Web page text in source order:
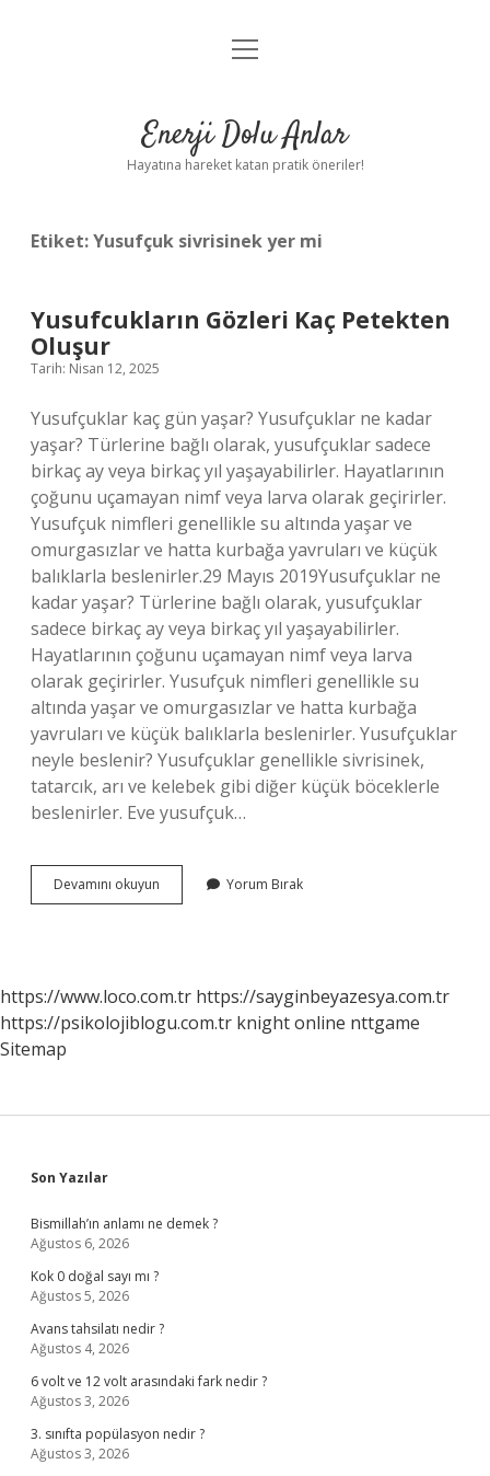
Anasayfa
Yasal Uyarı
menüyü
Enerji Dolu Anlar
Hayatına hareket katan pratik öneriler!
Etiket:Yusufçuk sivrisinek yer mi
Yusufcukların Gözleri Kaç Petekten
Oluşur
Tarih: Nisan 12, 2025
Yusufçuklar kaç gün yaşar? Yusufçuklar ne kadar
yaşar? Türlerine bağlı olarak, yusufçuklar sadece
birkaç ay veya birkaç yıl yaşayabilirler. Hayatlarının
çoğunu uçamayan nimf veya larva olarak geçirirler.
Yusufçuk nimfleri genellikle su altında yaşar ve
omurgasızlar ve hatta kurbağa yavruları ve küçük
balıklarla beslenirler.29 Mayıs 2019Yusufçuklar ne
kadar yaşar? Türlerine bağlı olarak, yusufçuklar
sadece birkaç ay veya birkaç yıl yaşayabilirler.
Hayatlarının çoğunu uçamayan nimf veya larva
olarak geçirirler. Yusufçuk nimfleri genellikle su
altında yaşar ve omurgasızlar ve hatta kurbağa
yavruları ve küçük balıklarla beslenirler. Yusufçuklar
neyle beslenir? Yusufçuklar genellikle sivrisinek,
tatarcık, arı ve kelebek gibi diğer küçük böceklerle
beslenirler. Eve yusufçuk…
Devamını okuyun Yusufcukların
Gözleri
Yorum Bırak
https://www.loco.com.tr https://sayginbeyazesya.com.tr
https://psikolojiblogu.com.tr knight online nttgame
Sitemap
Sidebar
Son Yazılar
Bismillah’ın anlamı ne demek ?
Ağustos 6, 2026
Kok 0 doğal sayı mı ?
Ağustos 5, 2026
Avans tahsilatı nedir ?
Ağustos 4, 2026
6 volt ve 12 volt arasındaki fark nedir ?
Ağustos 3, 2026
3. sınıfta popülasyon nedir ?
Ağustos 3, 2026